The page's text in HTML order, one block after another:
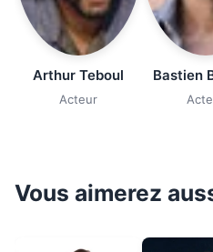
Arthur Teboul
Acteur
Bastien
Vous aimerez